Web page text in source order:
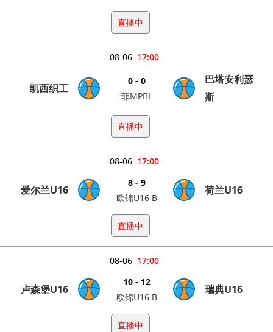
直播中
17:00
08-06
凯西织工
0 - 0
菲MPBL
巴塔安利瑟
斯
直播中
17:00
08-06
爱尔兰U16
8 - 9
欧锦U16 B
荷兰U16
直播中
17:00
08-06
卢森堡U16
10 - 12
欧锦U16 B
瑞典U16
直播中